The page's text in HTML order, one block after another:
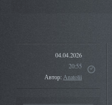
04.04.2026
20:55
Автор:Anatolii